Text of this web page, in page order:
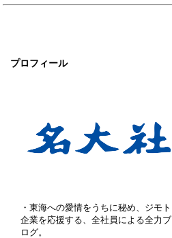
プロフィール
・東海への愛情をうちに秘め、ジモト
企業を応援する、全社員による全力ブ
ログ。